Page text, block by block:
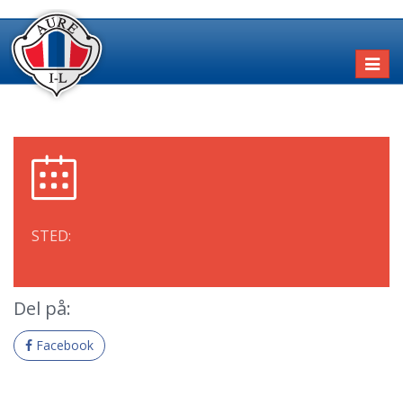
STED:
Del på:
Facebook